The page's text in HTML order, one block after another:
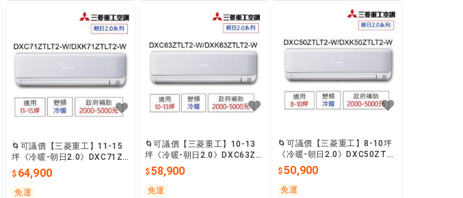
🌀可議價【三菱重工】11-15
坪《冷暖-朝日2.0》DXC71ZT
LT2-W/DXK71ZTLT2-W變頻
分離式
64,900
免運
🌀可議價【三菱重工】10-13
坪《冷暖-朝日2.0》DXC63ZT
LT-W/DXK63ZTLT-W變頻分
離式
58,900
免運
🌀可議價【三菱重工】8-10坪
《冷暖-朝日2.0》DXC50ZTL
T2-W/DXK50ZTLT2-W變頻
分離式
50,900
免運